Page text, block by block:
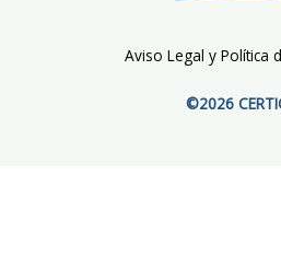
Aviso Legal y Política
©2026